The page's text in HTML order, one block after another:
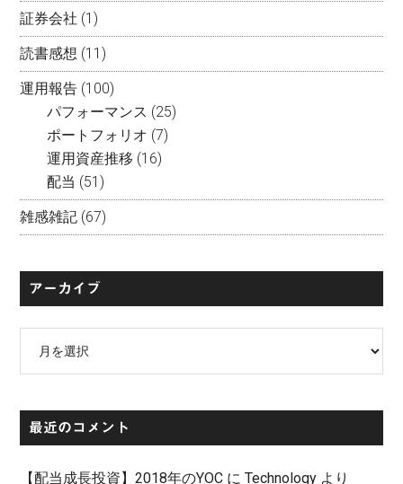
証券会社 (1)
読書感想 (11)
運用報告 (100)
パフォーマンス (25)
ポートフォリオ (7)
運用資産推移 (16)
配当 (51)
雑感雑記 (67)
アーカイブ
イ
ブ最近のコメント
【配当成長投資】2018年のYOC にTechnology より